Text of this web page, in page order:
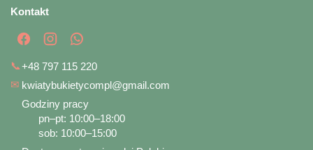
Kontakt
📞+48 797 115 220
✉ kwiatybukietycompl@gmail.com
Godziny pracy
pn–pt: 10:00–18:00
sob: 10:00–15:00